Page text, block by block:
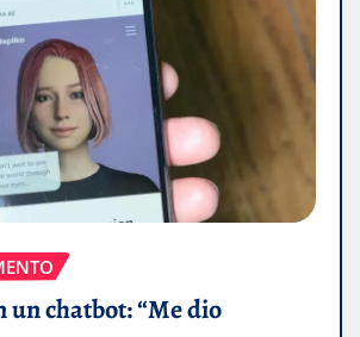
un chatbot: “Me dio